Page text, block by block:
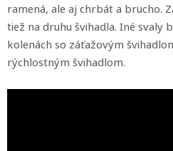
ramená, ale aj chrbát a brucho.
tiež na druhu švihadla. Iné svaly
kolenách so záťažovým
rýchlostným švihadlom.